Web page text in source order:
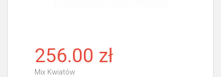
256.00 zł
Mix Kwiatów